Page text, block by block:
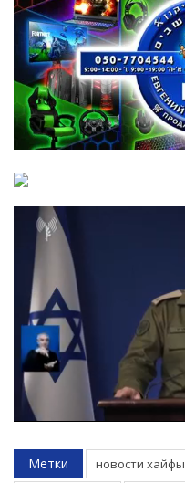
Метки новости хайфы